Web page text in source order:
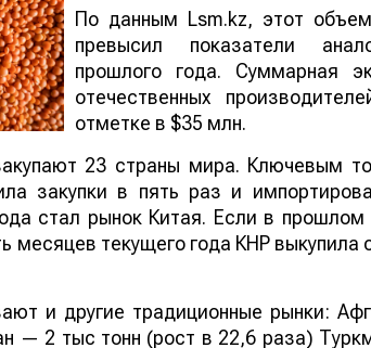
По данным Lsm.kz, этот
превысил показатели
прошлого года. Суммарная
отечественных
отметке в $35 млн.
23 страны мира. Ключевым
закупки в пять раз и
стал рынок Китая. Если в прошлом
месяцев текущего года КНР выкупила
и другие традиционные рынки:
— 2 тыс тонн (рост в 22,6 раза)